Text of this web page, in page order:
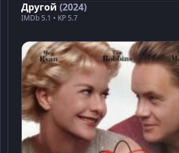
Другой (2024)
IMDb 5.1 • KP 5.7